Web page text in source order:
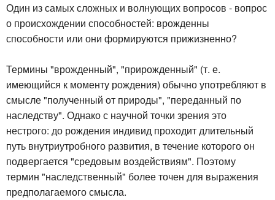
Один из самых сложных и волнующих вопросов - вопрос
о происхождении способностей: врожденны
способности или они формируются прижизненно?
Термины "врожденный", "прирожденный" (т. е.
имеющийся к моменту рождения) обычно употребляют в
смысле "полученный от природы", "переданный по
наследству". Однако с научной точки зрения это
нестрого: до рождения индивид проходит длительный
путь внутриутробного развития, в течение которого он
подвергается "средовым воздействиям". Поэтому
термин "наследственный" более точен для выражения
предполагаемого смысла.